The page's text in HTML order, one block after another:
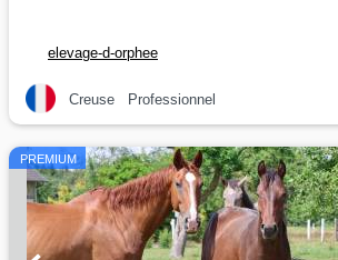
elevage-d-orphee
Creuse Professionnel
PREMIUM